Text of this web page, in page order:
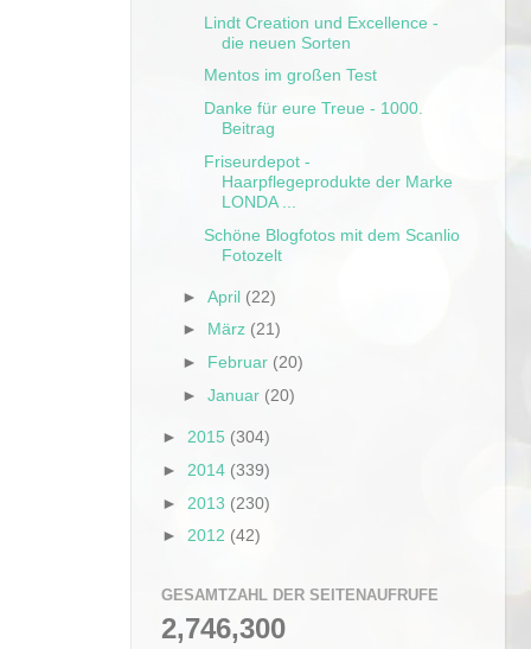
Lindt Creation und Excellence -
die neuen Sorten
Mentos im großen Test
Danke für eure Treue - 1000.
Beitrag
Friseurdepot -
Haarpflegeprodukte der Marke
LONDA ...
Schöne Blogfotos mit dem Scanlio
Fotozelt
►April (22)
► März (21)
► Februar (20)
►Januar (20)
► 2015 (304)
► 2014 (339)
► 2013 (230)
► 2012 (42)
GESAMTZAHL DER SEITENAUFRUFE
2,746,300